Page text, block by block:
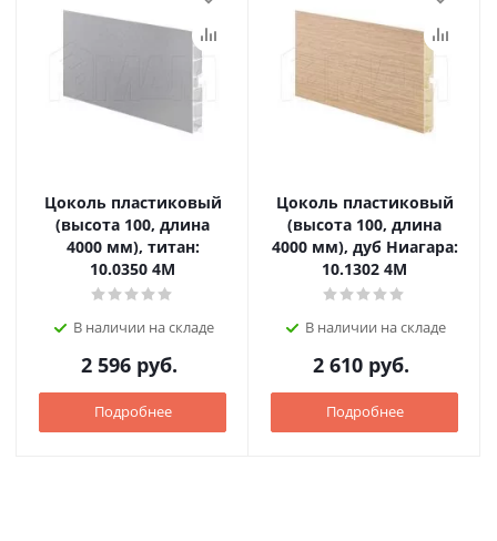
Цоколь пластиковый
(высота 100, длина
4000 мм), титан:
10.0350 4M
В наличии на складе
2 596руб.
Подробнее
Цоколь пластиковый
(высота 100, длина
4000 мм), дуб Ниагара:
10.1302 4M
В наличии на складе
2 610руб.
Подробнее